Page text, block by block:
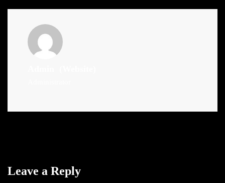
Leave a Reply